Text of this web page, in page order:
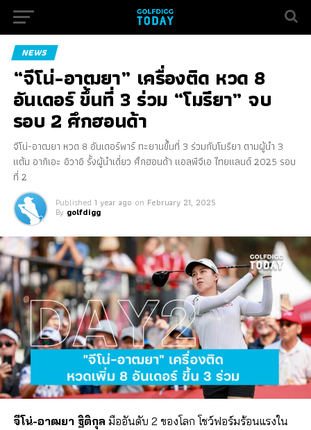
NEWS
“จีโน่-อาฒยา” เครื่องติด หวด 8
อันเดอร์ ขึ้นที่ 3 ร่วม “โมรียา” จบ
รอบ 2 ศึกฮอนด้า
จีโน่-อาฒยา หวด 8 อันเดอร์พาร์ ทะยานขึ้นที่ 3 ร่วมกับโมรียา ตามผู้นำ 3
แต้ม อากิเอะ อิวาอิ รั้งผู้นำเดี่ยว ศึกฮอนด้า แอลพีจีเอ ไทยแลนด์ 2025 รอบ
ที่ 2
Published 1 year ago on February 21, 2025
By golfdigg
จีโน่-อาฒยา ฐิติกุล มืออันดับ 2 ของโลก โชว์ฟอร์มร้อนแรงใน